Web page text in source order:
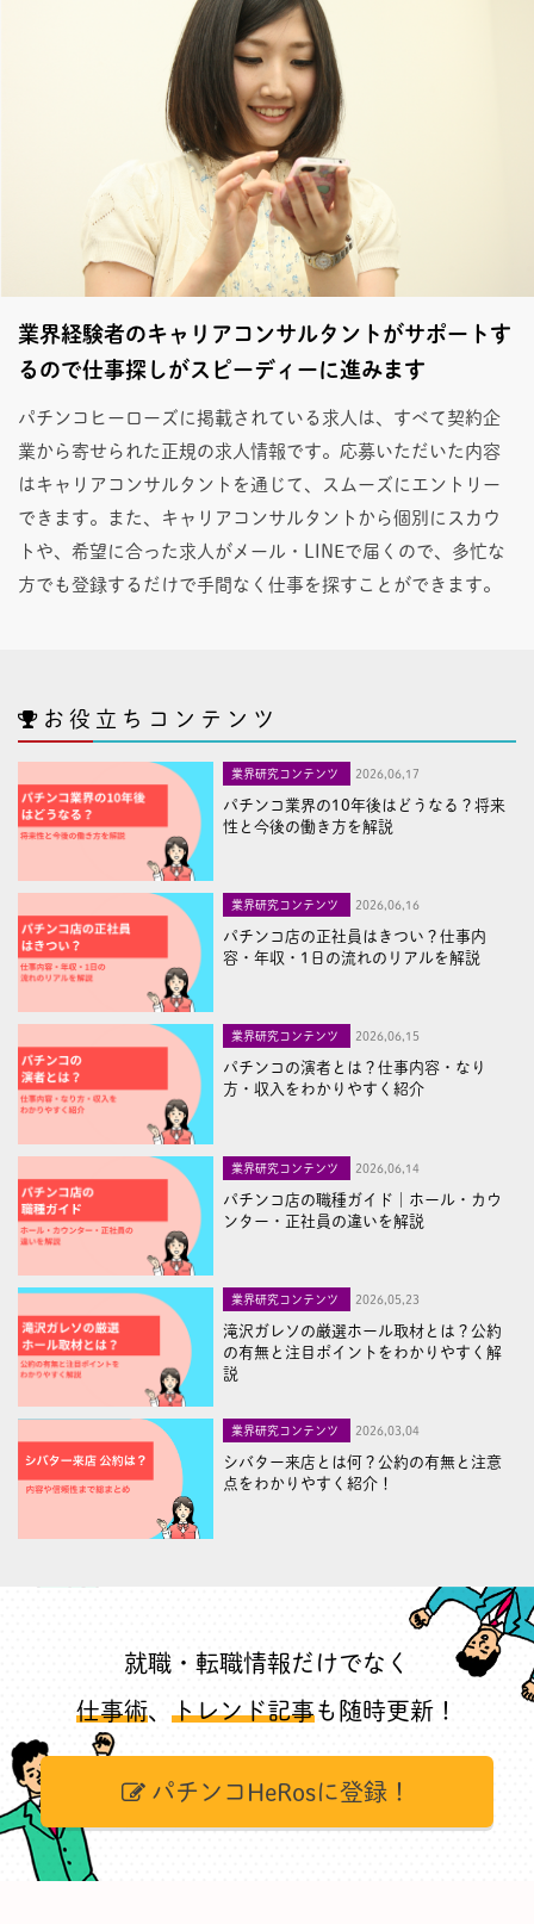
業界経験者のキャリアコンサルタントがサポートす
るので仕事探しがスピーディーに進みます
パチンコヒーローズに掲載されている求人は、すべて契約企
業から寄せられた正規の求人情報です。応募いただいた内容
はキャリアコンサルタントを通じて、スムーズにエントリー
できます。また、キャリアコンサルタントから個別にスカウ
トや、希望に合った求人がメール・LINEで届くので、多忙な
方でも登録するだけで手間なく仕事を探すことができます。
お役立ちコンテンツ
業界研究コンテンツ 2026,06,17
パチンコ業界の10年後はどうなる？将来
性と今後の働き方を解説
業界研究コンテンツ 2026,06,16
パチンコ店の正社員はきつい？仕事内
容・年収・1日の流れのリアルを解説
業界研究コンテンツ 2026,06,15
パチンコの演者とは？仕事内容・なり
方・収入をわかりやすく紹介
業界研究コンテンツ 2026,06,14
パチンコ店の職種ガイド｜ホール・カウ
ンター・正社員の違いを解説
業界研究コンテンツ 2026,05,23
滝沢ガレソの厳選ホール取材とは？公約
の有無と注目ポイントをわかりやすく解
説
業界研究コンテンツ 2026,03,04
シバター来店とは何？公約の有無と注意
点をわかりやすく紹介！
就職・転職情報だけでなく
仕事術、 トレンド記事も随時更新！
パチンコHeRosに登録！